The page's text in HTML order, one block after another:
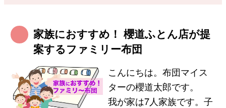
家族におすすめ！ 櫻道ふとん店が提
案するファミリー布団
こんにちは。布団マイス
ターの櫻道太郎です。
我が家は7人家族です。子